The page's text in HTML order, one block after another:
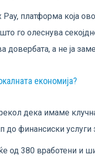
Pay, платформа која
го олеснува
довербата, а не ја
економија?
дека имаме
до финансиски
од 380 вработени и